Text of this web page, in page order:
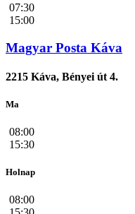
07:30
15:00
Magyar Posta Káva
2215 Káva, Bényei út 4.
Ma
08:00
15:30
Holnap
08:00